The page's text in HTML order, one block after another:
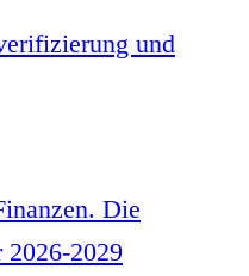
und
Die
2029